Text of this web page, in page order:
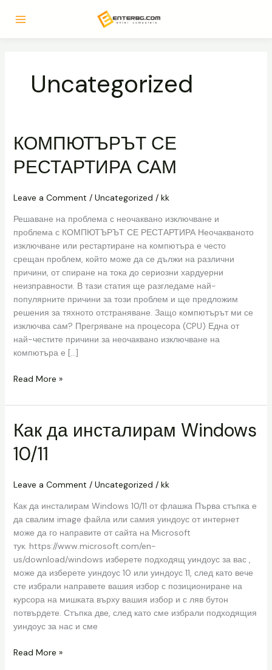
Uncategorized
КОМПЮТЪРЪТ СЕ
РЕСТАРТИРА САМ
Leave a Comment / Uncategorized / kk
Решаване на проблема с неочаквано изключване и
проблема с КОМПЮТЪРЪТ СЕ РЕСТАРТИРА Неочакваното
изключване или рестартиране на компютъра е често
срещан проблем, който може да се дължи на различни
причини, от спиране на тока до сериозни хардуерни
неизправности. В тази статия ще разгледаме най-
популярните причини за този проблем и ще предложим
решения за тяхното отстраняване. Защо компютърът ми се
изключва сам? Прегряване на процесора (CPU) Една от
най-честите причини за неочаквано изключване на
компютъра е […]
КОМПЮТЪРЪТ
СЕ
РЕСТАРТИРА
Read More »
Как да инсталирам Windows
10/11
Leave a Comment / Uncategorized / kk
Как да инсталирам Windows 10/11 от флашка Първа стъпка е
да свалим image файла или самия уиндоус от интернет
може да го направите от сайта на Microsoft
тук. https://www.microsoft.com/en-
us/download/windows изберете подходящ уиндоус за вас ,
може да изберете уиндоус 10 или уиндоус 11, след като вече
сте избрали направете вашия избор с позициониране на
курсора на мишката върху вашия избор и с ляв бутон
потвърдете. Стъпка две, след като сме избрали подходящия
уиндоус за нас и сме
Как
да
инсталирам
Windows
Read More »